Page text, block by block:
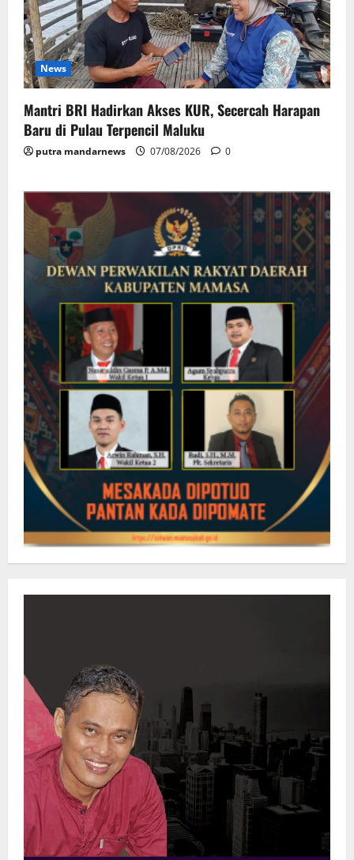
News
Mantri BRI Hadirkan Akses KUR, Secercah Harapan
Baru di Pulau Terpencil Maluku
putra mandarnews 07/08/2026 0